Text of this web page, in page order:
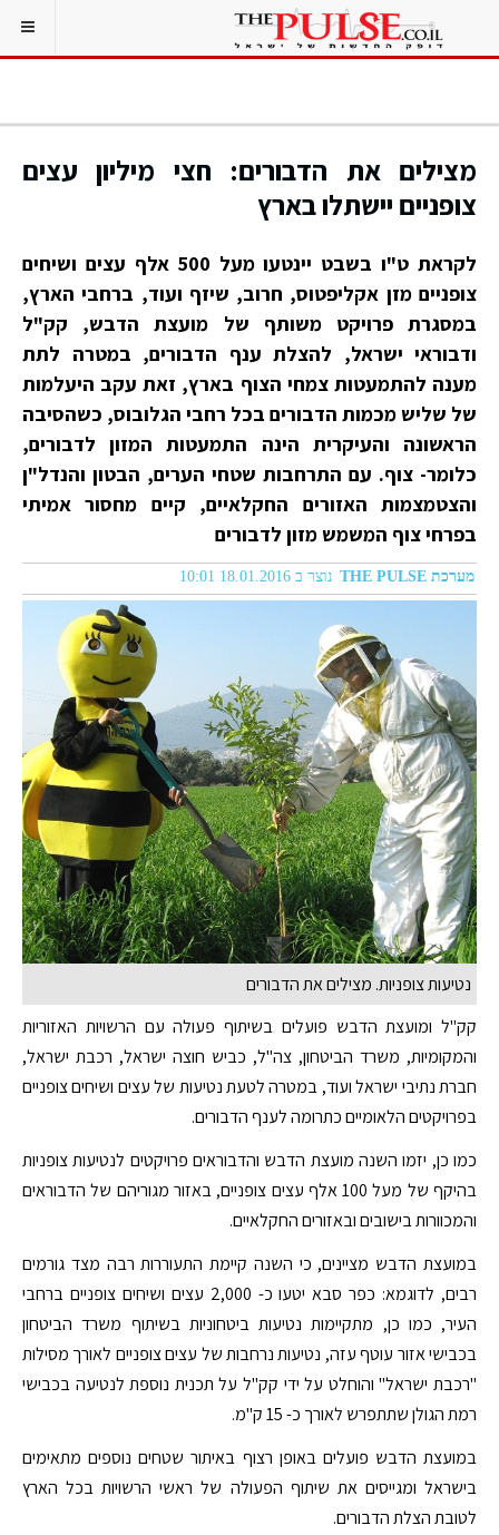
מצילים את הדבורים: חצי מיליון עצים
צופניים יישתלו בארץ
לקראת ט"ו בשבט יינטעו מעל 500 אלף עצים ושיחים
צופניים מזן אקליפטוס, חרוב, שיזף ועוד, ברחבי הארץ,
במסגרת פרויקט משותף של מועצת הדבש, קק"ל
ודבוראי ישראל, להצלת ענף הדבורים, במטרה לתת
מענה להתמעטות צמחי הצוף בארץ, זאת עקב היעלמות
של שליש מכמות הדבורים בכל רחבי הגלובוס, כשהסיבה
הראשונה והעיקרית הינה התמעטות המזון לדבורים,
כלומר- צוף. עם התרחבות שטחי הערים, הבטון והנדל"ן
והצטמצמות האזורים החקלאיים, קיים מחסור אמיתי
בפרחי צוף המשמש מזון לדבורים
מערכת THE PULSE נוצר ב 18.01.2016 10:01
נטיעות צופניות. מצילים את הדבורים
קק"ל ומועצת הדבש פועלים בשיתוף פעולה עם הרשויות האזוריות
והמקומיות, משרד הביטחון, צה"ל, כביש חוצה ישראל, רכבת ישראל,
חברת נתיבי ישראל ועוד, במטרה לטעת נטיעות של עצים ושיחים צופניים
בפרויקטים הלאומיים כתרומה לענף הדבורים.
כמו כן, יזמו השנה מועצת הדבש והדבוראים פרויקטים לנטיעות צופניות
בהיקף של מעל 100 אלף עצים צופניים, באזור מגוריהם של הדבוראים
והמכוורות בישובים ובאזורים החקלאיים.
במועצת הדבש מציינים, כי השנה קיימת התעוררות רבה מצד גורמים
רבים, לדוגמא: כפר סבא יטעו כ- 2,000 עצים ושיחים צופניים ברחבי
העיר, כמו כן, מתקיימות נטיעות ביטחוניות בשיתוף משרד הביטחון
בכבישי אזור עוטף עזה, נטיעות נרחבות של עצים צופניים לאורך מסילות
"רכבת ישראל" והוחלט על ידי קק"ל על תכנית נוספת לנטיעה בכבישי
רמת הגולן שתתפרש לאורך כ- 15 ק"מ.
במועצת הדבש פועלים באופן רצוף באיתור שטחים נוספים מתאימים
בישראל ומגייסים את שיתוף הפעולה של ראשי הרשויות בכל הארץ
לטובת הצלת הדבורים.